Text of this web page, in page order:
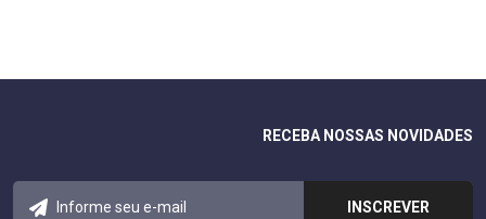
RECEBA NOSSAS NOVIDADES